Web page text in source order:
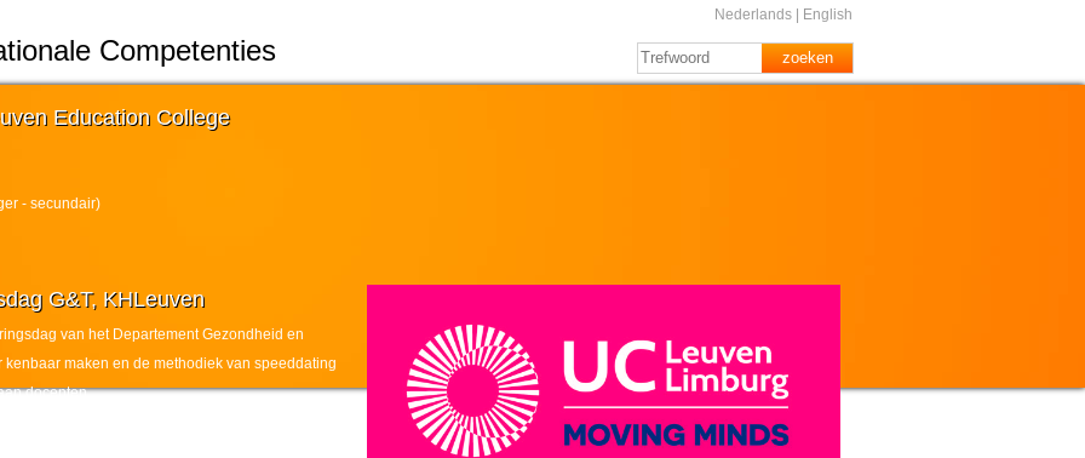
Competenties
Nederlands English
Education College
- secundair)
G&T, KHLeuven
van het Departement Gezondheid en
maken en de methodiek van speeddating
docenten.